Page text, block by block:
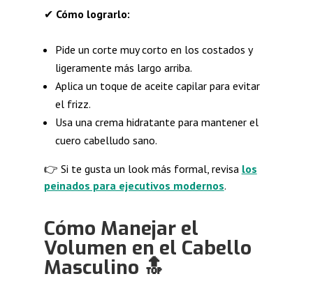
✔ Cómo lograrlo:
Pide un corte muy corto en los costados y
ligeramente más largo arriba.
Aplica un toque de aceite capilar para evitar
el frizz.
Usa una crema hidratante para mantener el
cuero cabelludo sano.
👉 Si te gusta un look más formal, revisa los
peinados para ejecutivos modernos.
Cómo Manejar el
Volumen en el Cabello
Masculino 🔝